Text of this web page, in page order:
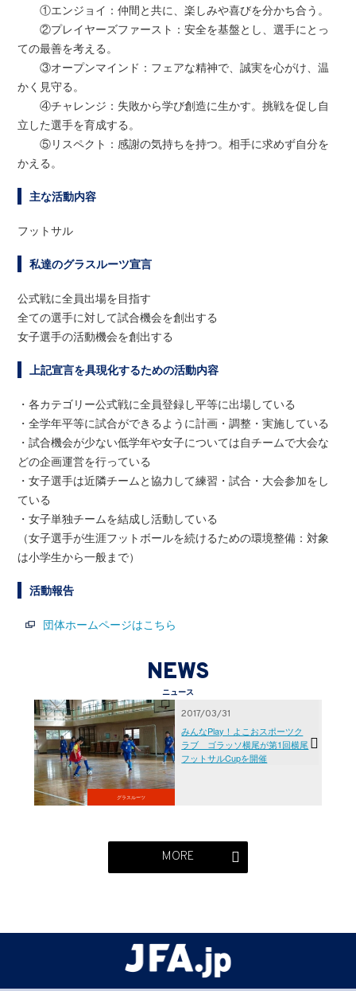
①エンジョイ：仲間と共に、楽しみや喜びを分かち合う。
②プレイヤーズファースト：安全を基盤とし、選手にとっ
ての最善を考える。
③オープンマインド：フェアな精神で、誠実を心がけ、温
かく見守る。
④チャレンジ：失敗から学び創造に生かす。挑戦を促し自
立した選手を育成する。
⑤リスペクト：感謝の気持ちを持つ。相手に求めず自分を
かえる。
主な活動内容
フットサル
私達のグラスルーツ宣言
公式戦に全員出場を目指す
全ての選手に対して試合機会を創出する
女子選手の活動機会を創出する
上記宣言を具現化するための活動内容
・各カテゴリー公式戦に全員登録し平等に出場している
・全学年平等に試合ができるように計画・調整・実施している
・試合機会が少ない低学年や女子については自チームで大会な
どの企画運営を行っている
・女子選手は近隣チームと協力して練習・試合・大会参加をし
ている
・女子単独チームを結成し活動している
（女子選手が生涯フットボールを続けるための環境整備：対象
は小学生から一般まで）
活動報告
団体ホームページはこちら
NEWS
ニュース
グラスルーツ
2017/03/31
みんなPlay！よこおスポーツク
ラブ ゴラッソ横尾が第1回横尾
フットサルCupを開催
MORE